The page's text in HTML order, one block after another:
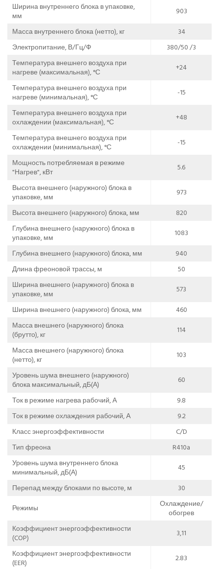
Ширина внутреннего блока в упаковке,
мм
903
Масса внутреннего блока (нетто), кг
34
Электропитание, В/Гц/Ф
380/50 /3
Температура внешнего воздуха при
нагреве (максимальная), °С
+24
Температура внешнего воздуха при
нагреве (минимальная), °С
-15
Температура внешнего воздуха при
охлаждении (максимальная), °С
+48
Температура внешнего воздуха при
охлаждении (минимальная), °С
-15
Мощность потребляемая в режиме
"Нагрев", кВт
5.6
Высота внешнего (наружного) блока в
упаковке, мм
973
Высота внешнего (наружного) блока, мм
820
Глубина внешнего (наружного) блока в
упаковке, мм
1083
Глубина внешнего (наружного) блока, мм
940
Длина фреоновой трассы, м
50
Ширина внешнего (наружного) блока в
упаковке, мм
573
Ширина внешнего (наружного) блока, мм
460
Масса внешнего (наружного) блока
(брутто), кг
114
Масса внешнего (наружного) блока
(нетто), кг
103
Уровень шума внешнего (наружного)
блока максимальный, дБ(А)
60
Ток в режиме нагрева рабочий, А
9.8
Ток в режиме охлаждения рабочий, А
9.2
Класс энергоэффективности
C/D
Тип фреона
R410a
Уровень шума внутреннего блока
минимальный, дБ(А)
45
Перепад между блоками по высоте, м
30
Режимы
Охлаждение/
обогрев
Коэффициент энергоэффективности
(COP)
3,11
Коэффициент энергоэффективности
(EER)
2.83